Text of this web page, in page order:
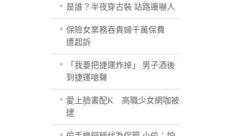
是誰？半夜穿古裝 站路邊嚇人
保險女業務吞貴婦千萬保費
遭起訴
「我要把捷運炸掉」 男子酒後
到捷運嗆聲
愛上臉書配K 高職少女網咖被
逮